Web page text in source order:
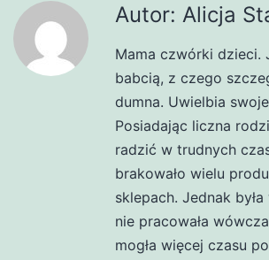
Autor: Alicja
Mama czwórki dzieci.
babcią, z czego
dumna. Uwielbia
Posiadając liczna
radzić w trudnych
brakowało wielu
sklepach. Jednak
nie pracowała
mogła więcej czasu